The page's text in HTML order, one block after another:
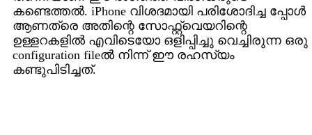
കണ്ടെത്തല്‍. iPhone വിശദമായി പരിശോദിച്ച പ്പോള്‍
ആണത്രെ അതിന്റെ സോഫ്റ്റ്വെയറിന്റെ
ഉള്ളറകളില്‍ എവിടെയോ ഒളിപ്പിച്ചു വെച്ചിരുന്ന ഒരു
configuration fileല്‍ നിന്ന് ഈ രഹസ്യം
കണ്ടുപിടിച്ചത്.